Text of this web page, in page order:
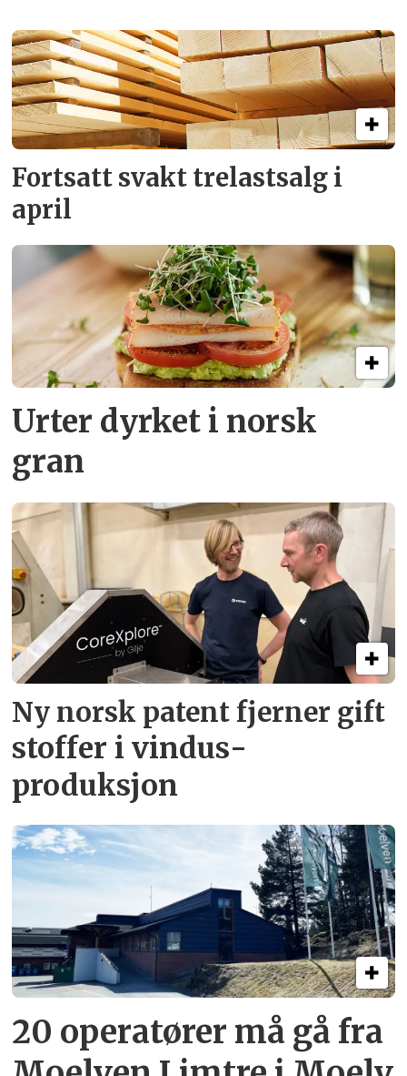
Fortsatt svakt trelastsalg i
april
Urter dyrket i norsk
gran
Ny norsk patent fjerner gift­
stoffer i vindus­
produksjon
20 operatører må gå fra